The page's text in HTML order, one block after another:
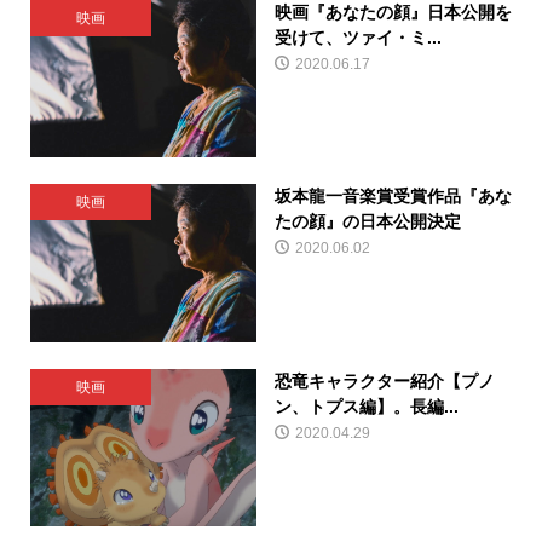
映画
映画『あなたの顔』日本公開を
受けて、ツァイ・ミ...
2020.06.17
映画
坂本龍一音楽賞受賞作品『あな
たの顔』の日本公開決定
2020.06.02
映画
恐竜キャラクター紹介【プノ
ン、トプス編】。長編...
2020.04.29